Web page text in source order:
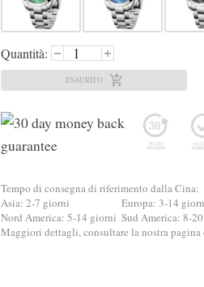
Quantità:
ESAURITO
Tempo di consegna di riferimento dalla Cina:
Asia: 2-7 giorni
Europa: 3-14
Nord America: 5-14 giorni Sud America: 8-
Maggiori dettagli, consultare la nostra